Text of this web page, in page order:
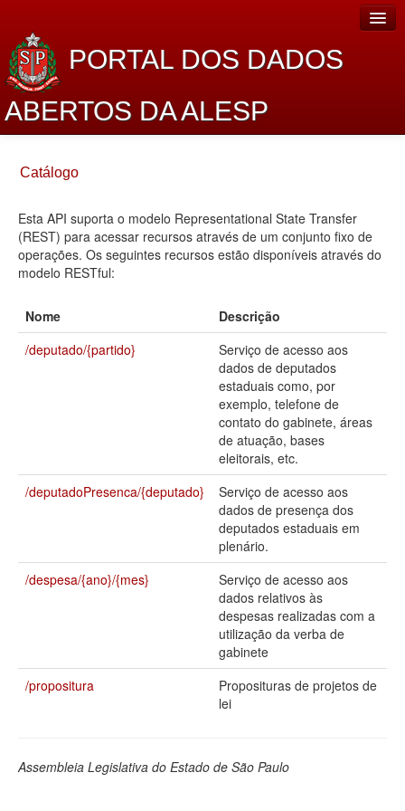
PORTAL DOS DADOS
ABERTOS DA ALESP
Sobre o projeto
Dados Abertos Alesp
Lei de Acesso à Informação
Planejamento
Catálogo de dados
Legislação
Perguntas frequentes
Catálogo
Esta API suporta o modelo Representational State Transfer
(REST) para acessar recursos através de um conjunto fixo de
operações. Os seguintes recursos estão disponíveis através do
modelo RESTful:
Nome
Descrição
/deputado/{partido}
Serviço de acesso aos
dados de deputados
estaduais como, por
exemplo, telefone de
contato do gabinete, áreas
de atuação, bases
eleitorais, etc.
/deputadoPresenca/{deputado}
Serviço de acesso aos
dados de presença dos
deputados estaduais em
plenário.
/despesa/{ano}/{mes}
Serviço de acesso aos
dados relativos às
despesas realizadas com a
utilização da verba de
gabinete
/propositura
Proposituras de projetos de
lei
Assembleia Legislativa do Estado de São Paulo